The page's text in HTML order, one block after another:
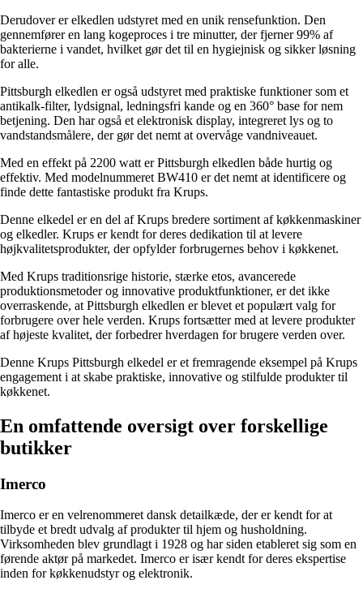
Derudover er elkedlen udstyret med en unik rensefunktion. Den
gennemfører en lang kogeproces i tre minutter, der fjerner 99% af
bakterierne i vandet, hvilket gør det til en hygiejnisk og sikker løsning
for alle.
Pittsburgh elkedlen er også udstyret med praktiske funktioner som et
antikalk-filter, lydsignal, ledningsfri kande og en 360° base for nem
betjening. Den har også et elektronisk display, integreret lys og to
vandstandsmålere, der gør det nemt at overvåge vandniveauet.
Med en effekt på 2200 watt er Pittsburgh elkedlen både hurtig og
effektiv. Med modelnummeret BW410 er det nemt at identificere og
finde dette fantastiske produkt fra Krups.
Denne elkedel er en del af Krups bredere sortiment af køkkenmaskiner
og elkedler. Krups er kendt for deres dedikation til at levere
højkvalitetsprodukter, der opfylder forbrugernes behov i køkkenet.
Med Krups traditionsrige historie, stærke etos, avancerede
produktionsmetoder og innovative produktfunktioner, er det ikke
overraskende, at Pittsburgh elkedlen er blevet et populært valg for
forbrugere over hele verden. Krups fortsætter med at levere produkter
af højeste kvalitet, der forbedrer hverdagen for brugere verden over.
Denne Krups Pittsburgh elkedel er et fremragende eksempel på Krups
engagement i at skabe praktiske, innovative og stilfulde produkter til
køkkenet.
En omfattende oversigt over forskellige
butikker
Imerco
Imerco er en velrenommeret dansk detailkæde, der er kendt for at
tilbyde et bredt udvalg af produkter til hjem og husholdning.
Virksomheden blev grundlagt i 1928 og har siden etableret sig som en
førende aktør på markedet. Imerco er især kendt for deres ekspertise
inden for køkkenudstyr og elektronik.